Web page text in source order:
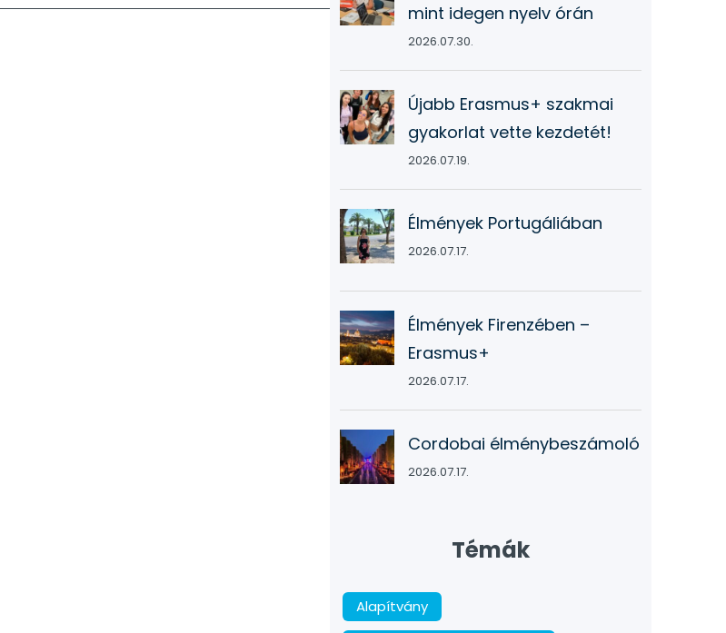
mint idegen nyelv órán
2026.07.30.
Újabb Erasmus+ szakmai
gyakorlat vette kezdetét!
2026.07.19.
Élmények Portugáliában
2026.07.17.
Élmények Firenzében –
Erasmus+
2026.07.17.
Cordobai élménybeszámoló
2026.07.17.
Témák
Alapítvány